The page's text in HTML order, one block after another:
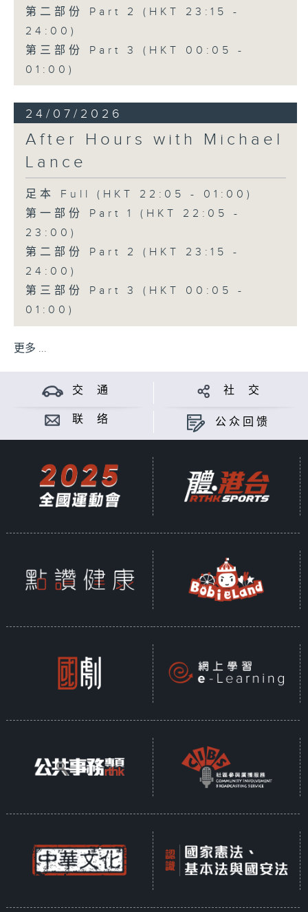
第二部份 Part 2 (HKT 23:15 -
24:00)
第三部份 Part 3 (HKT 00:05 -
01:00)
24/07/2026
After Hours with Michael
Lance
足本 Full (HKT 22:05 - 01:00)
第一部份 Part 1 (HKT 22:05 -
23:00)
第二部份 Part 2 (HKT 23:15 -
24:00)
第三部份 Part 3 (HKT 00:05 -
01:00)
更多 ...
交 通 社 交
联 络 公众回馈